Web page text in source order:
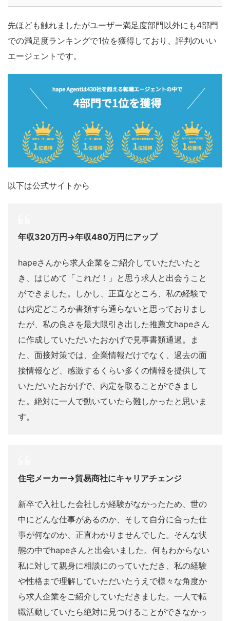
先ほども触れましたがユーザー満足度部門以外にも4部門
での満足度ランキングで1位を獲得しており、評判のいい
エージェントです。
以下は公式サイトから
年収320万円→年収480万円にアップ
hapeさんから求人企業をご紹介していただいたと
き、はじめて「これだ！」と思う求人と出会うこと
ができました。しかし、正直なところ、私の経験で
は内定どころか書類すら通らないと思っておりまし
たが、私の良さを最大限引き出した推薦文hapeさん
に作成していただいたおかげで見事書類通過。ま
た、面接対策では、企業情報だけでなく、過去の面
接情報など、感激するくらい多くの情報を提供して
いただいたおかげで、内定を取ることができまし
た。絶対に一人で動いていたら難しかったと思いま
す。
住宅メーカー→貿易商社にキャリアチェンジ
新卒で入社した会社しか経験がなかったため、世の
中にどんな仕事があるのか、そして自分に合った仕
事が何なのか、正直わかりませんでした。そんな状
態の中でhapeさんと出会いました。何もわからない
私に対して親身に相談にのっていただき、私の経験
や性格まで理解していただいたうえで様々な角度か
ら求人企業をご紹介していただきました。一人で転
職活動していたら絶対に見つけることができなかっ